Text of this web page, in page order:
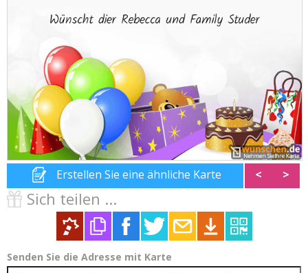
Erstellen Sie eine ähnliche Karte < >
Sich teilen ...
Senden Sie die Adresse mit Karte